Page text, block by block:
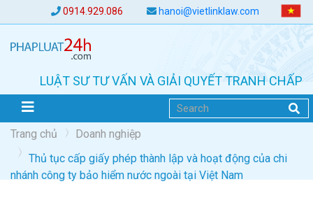
0914.929.086 hanoi@vietlinklaw.com
LUẬT SƯ TƯ VẤN VÀ GIẢI QUYẾT TRANH CHẤP
Trang chủ
Doanh nghiệp
Thủ tục cấp giấy phép thành lập và hoạt động của chi
nhánh công ty bảo hiểm nước ngoài tại Việt Nam